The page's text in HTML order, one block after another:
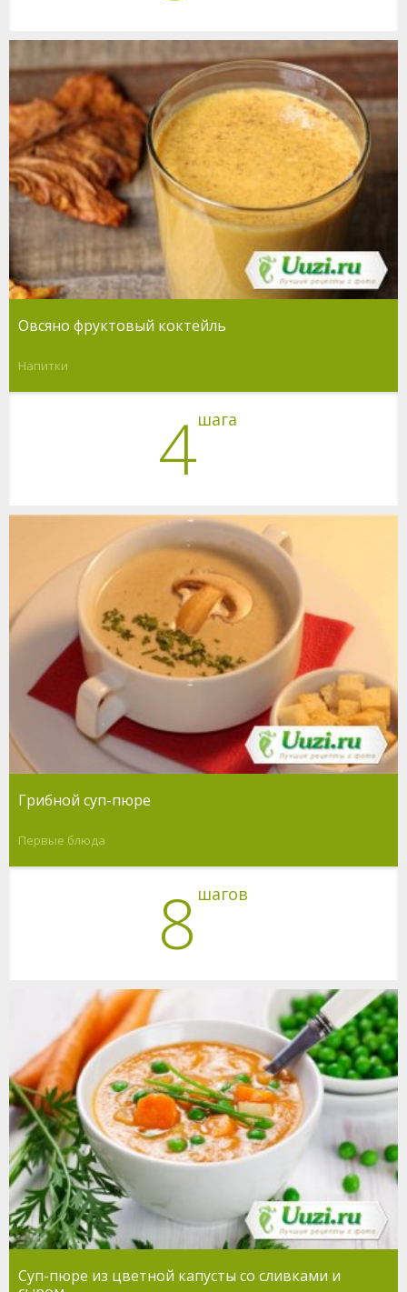
Овсяно фруктовый коктейль
Напитки
4шага
Грибной суп-пюре
Первые блюда
8 шагов
Суп-пюре из цветной капусты со сливками и